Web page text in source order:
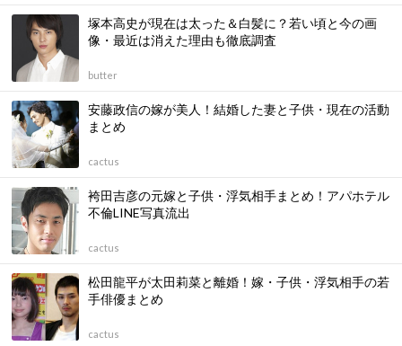
塚本高史が現在は太った＆白髪に？若い頃と今の画
像・最近は消えた理由も徹底調査
butter
安藤政信の嫁が美人！結婚した妻と子供・現在の活動
まとめ
cactus
袴田吉彦の元嫁と子供・浮気相手まとめ！アパホテル
不倫LINE写真流出
cactus
松田龍平が太田莉菜と離婚！嫁・子供・浮気相手の若
手俳優まとめ
cactus